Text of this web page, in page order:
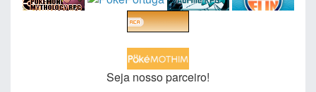
Seja nosso parceiro!